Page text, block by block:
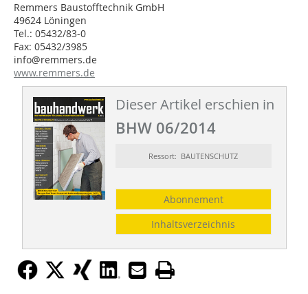
Remmers Baustofftechnik GmbH
49624 Löningen
Tel.: 05432/83-0
Fax: 05432/3985
info@remmers.de
www.remmers.de
Dieser Artikel erschien in
BHW 06/2014
Ressort: BAUTENSCHUTZ
Abonnement
Inhaltsverzeichnis